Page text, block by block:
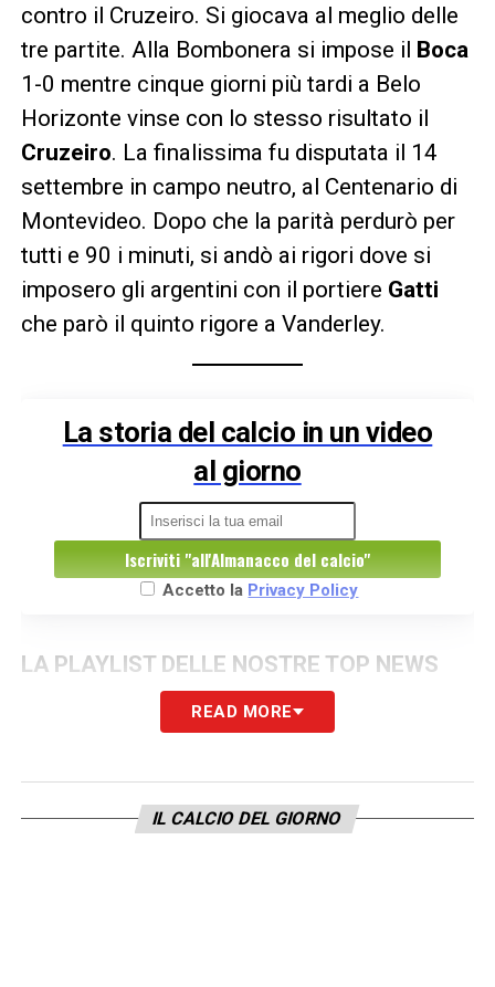
contro il Cruzeiro. Si giocava al meglio delle
tre partite. Alla Bombonera si impose il Boca
1-0 mentre cinque giorni più tardi a Belo
Horizonte vinse con lo stesso risultato il
Cruzeiro. La finalissima fu disputata il 14
settembre in campo neutro, al Centenario di
Montevideo. Dopo che la parità perdurò per
tutti e 90 i minuti, si andò ai rigori dove si
imposero gli argentini con il portiere Gatti
che parò il quinto rigore a Vanderley.
La storia del calcio in un video
al giorno
Iscriviti "all'Almanacco del calcio"
Accetto la Privacy Policy
LA PLAYLIST DELLE NOSTRE TOP NEWS
READ MORE
IL CALCIO DEL GIORNO